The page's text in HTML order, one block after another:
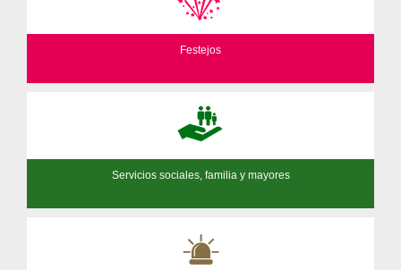
Festejos
Servicios sociales, familia y mayores